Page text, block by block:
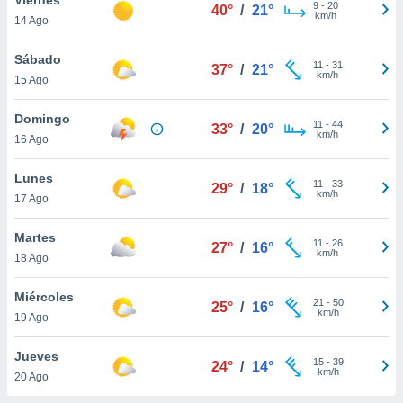
en
más
nuestra
de
cookies
aceptar
14 Ago
40° / 21° 9- 20
km/h
Sábado
15 Ago
37° / 21° 11 - 31
km/h
Domingo
16 Ago
33° / 20° 11 - 44
km/h
Lunes
17 Ago
29° / 18° 11 - 33
km/h
Martes
18 Ago
27° / 16° 11 - 26
km/h
Miércoles
19 Ago
25° / 16° 21 - 50
km/h
Jueves
20 Ago
24° / 14° 15- 39
km/h